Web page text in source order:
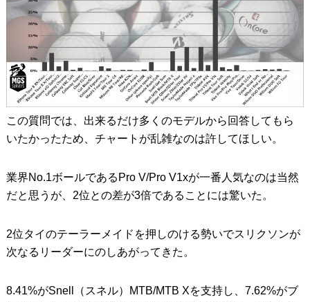
この質問では、出来るだけ多くのモデルから回答してもら
いたかったため、チャートが乱雑なのは許してほしい。
業界No.1ボールであるPro V/Pro V1xが一番人気なのは当然
だと思うが、2位との差が3倍であることには驚いた。
2位タイのテーラーメイドを押しのける勢いでスリクソンが
次なるリーダーにのしあがってきた。
8.41%がSnell（スネル）MTB/MTB Xを支持し、7.62%がブ